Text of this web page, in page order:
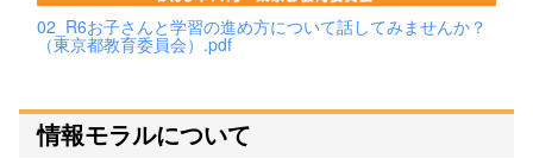
02_R6お子さんと学習の進め方について話してみませんか？
（東京都教育委員会）.pdf
情報モラルについて